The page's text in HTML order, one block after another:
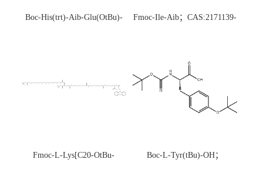
Boc-His(trt)-Aib-Glu(OtBu)-
Fmoc-Ile-Aib；CAS:2171139-
Fmoc-L-Lys[C20-OtBu-
Boc-L-Tyr(tBu)-OH；